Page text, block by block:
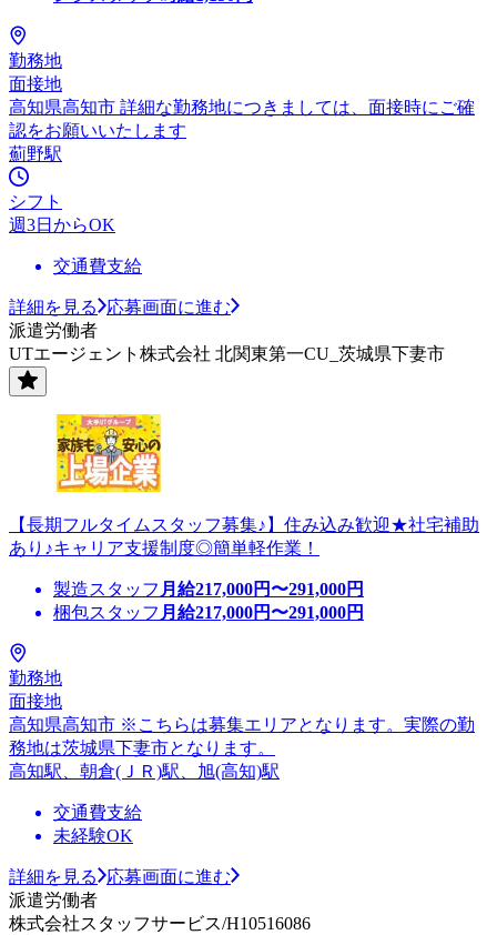
勤務地
面接地
高知県高知市 詳細な勤務地につきましては、面接時にご確
認をお願いいたします
薊野駅
シフト
週3日からOK
交通費支給
詳細を見る
応募画面に進む
派遣労働者
UTエージェント株式会社 北関東第一CU_茨城県下妻市
【長期フルタイムスタッフ募集♪】住み込み歓迎★社宅補助
あり♪キャリア支援制度◎簡単軽作業！
製造スタッフ 月給217,000円〜291,000円
梱包スタッフ 月給217,000円〜291,000円
勤務地
面接地
高知県高知市 ※こちらは募集エリアとなります。実際の勤
務地は茨城県下妻市となります。
高知駅、朝倉(ＪＲ)駅、旭(高知)駅
交通費支給
未経験OK
詳細を見る
応募画面に進む
派遣労働者
株式会社スタッフサービス/H10516086